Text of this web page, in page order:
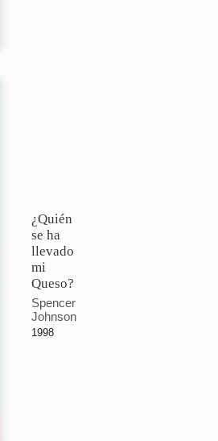
¿Quién
se ha
llevado
mi
Queso?
Spencer
Johnson
1998